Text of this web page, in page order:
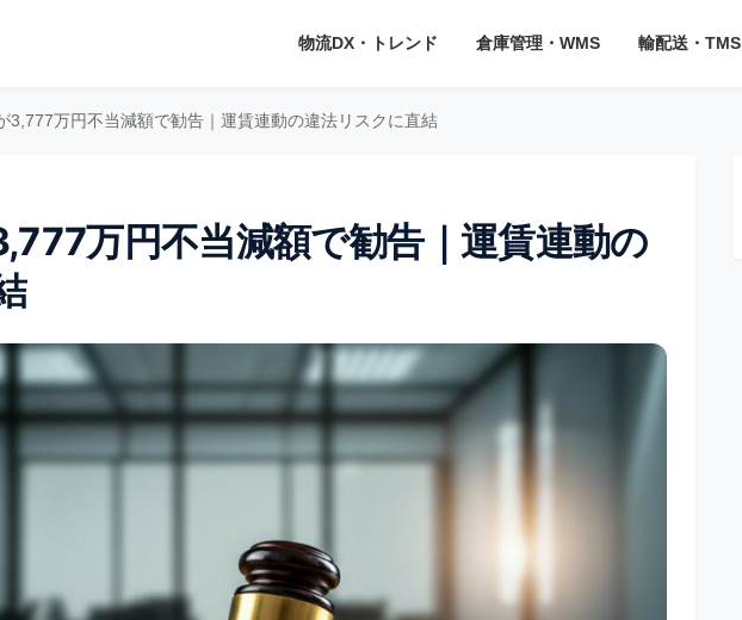
物流DX・トレンド 倉庫管理・WMS 輸配送・TMS
3,777万円不当減額で勧告｜運賃連動の違法リスクに直結
万円不当減額で勧告｜運賃連動の